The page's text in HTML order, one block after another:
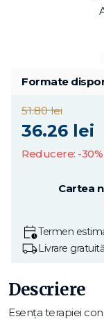
Formate
51.80 lei
36.26 lei
Reducere: -30%
Cartea
Termen
Livrare
Descriere
Esența terapiei